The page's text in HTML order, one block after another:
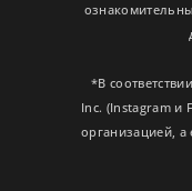
*В
Inc. (Instagram и
организацией, а